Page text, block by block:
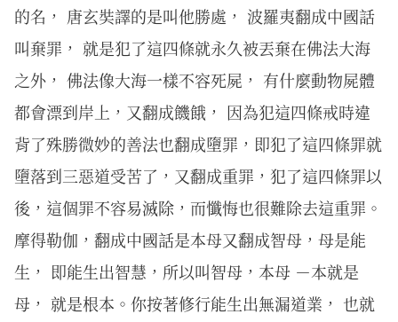
的名， 唐玄奘譯的是叫他勝處， 波羅夷翻成中國話
叫棄罪， 就是犯了這四條就永久被丟棄在佛法大海
之外， 佛法像大海一樣不容死屍， 有什麼動物屍體
都會漂到岸上，又翻成饑餓， 因為犯這四條戒時違
背了殊勝微妙的善法也翻成墮罪，即犯了這四條罪就
墮落到三惡道受苦了，又翻成重罪，犯了這四條罪以
後，這個罪不容易滅除，而懺悔也很難除去這重罪。
摩得勒伽，翻成中國話是本母又翻成智母，母是能
生， 即能生出智慧，所以叫智母，本母 －本就是
母， 就是根本。你按著修行能生出無漏道業， 也就